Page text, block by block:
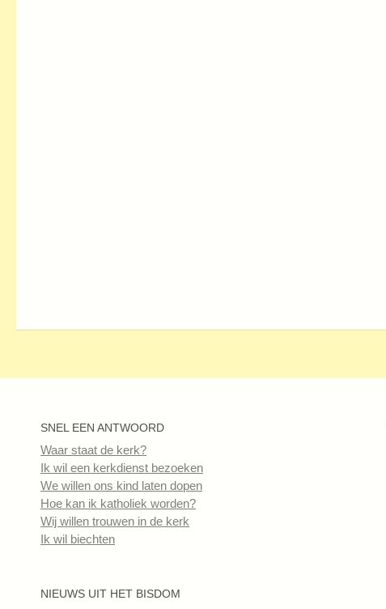
SNEL EEN ANTWOORD
Waar staat de kerk?
Ik wil een kerkdienst bezoeken
We willen ons kind laten dopen
Hoe kan ik katholiek worden?
Wij willen trouwen in de kerk
Ik wil biechten
NIEUWS UIT HET BISDOM